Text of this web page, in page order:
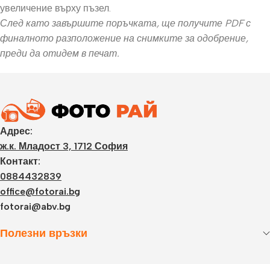
увеличение върху пъзел.
След като завършите поръчката, ще получите PDF с
финалното разположение на снимките за одобрение,
преди да отидем в печат.
Адрес:
ж.к. Младост 3, 1712 София
Контакт:
0884432839
office@fotorai.bg
fotorai@abv.bg
Полезни връзки